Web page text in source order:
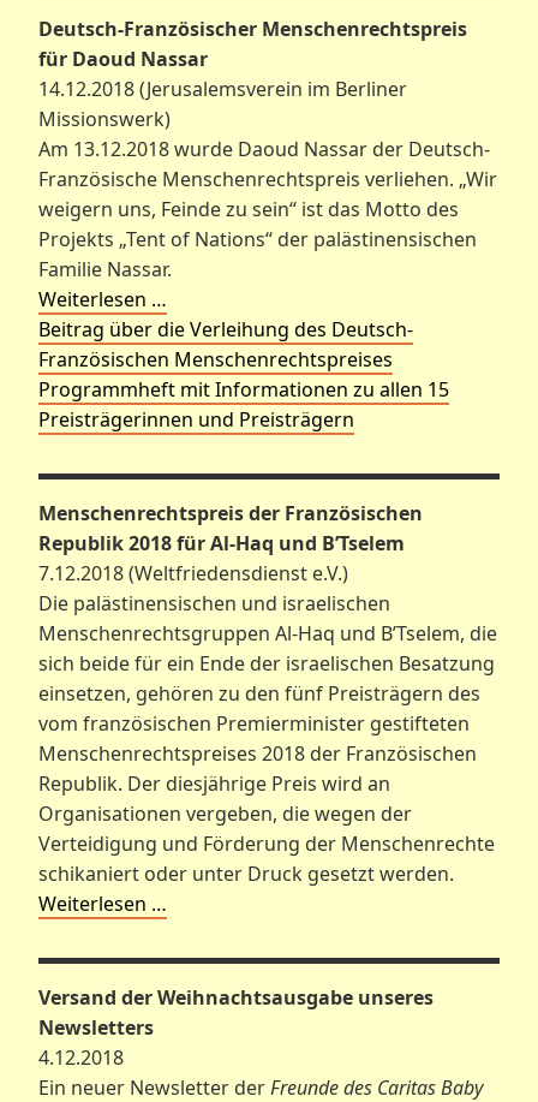
Deutsch-Französischer Menschenrechtspreis
für Daoud Nassar
14.12.2018 (Jerusalemsverein im Berliner
Missionswerk)
Am 13.12.2018 wurde Daoud Nassar der Deutsch-
Französische Menschenrechtspreis verliehen. „Wir
weigern uns, Feinde zu sein“ ist das Motto des
Projekts „Tent of Nations“ der palästinensischen
Familie Nassar.
Weiterlesen …
Beitrag über die Verleihung des Deutsch-
Französischen Menschenrechtspreises
Programmheft mit Informationen zu allen 15
Preisträgerinnen und Preisträgern
Menschenrechtspreis der Französischen
Republik 2018 für Al-Haq und B’Tselem
7.12.2018 (Weltfriedensdienst e.V.)
Die palästinensischen und israelischen
Menschenrechtsgruppen Al-Haq und B’Tselem, die
sich beide für ein Ende der israelischen Besatzung
einsetzen, gehören zu den fünf Preisträgern des
vom französischen Premierminister gestifteten
Menschenrechtspreises 2018 der Französischen
Republik. Der diesjährige Preis wird an
Organisationen vergeben, die wegen der
Verteidigung und Förderung der Menschenrechte
schikaniert oder unter Druck gesetzt werden.
Weiterlesen …
Versand der Weihnachtsausgabe unseres
Newsletters
4.12.2018
Ein neuer Newsletter derFreunde des Caritas Baby